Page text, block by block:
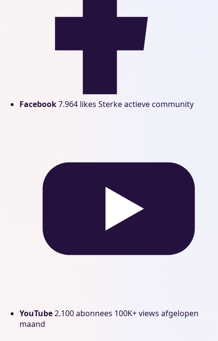
Facebook7.964 likes Sterke actieve community
YouTube2.100 abonnees 100K+ views afgelopen
maand